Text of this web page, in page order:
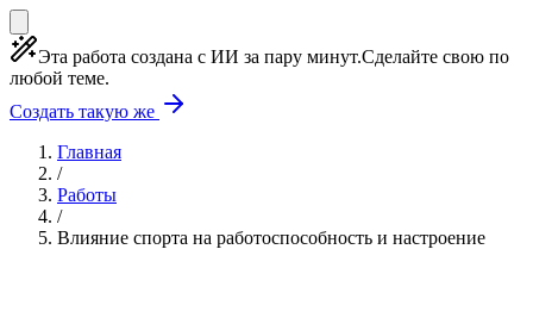
Эта работа создана с ИИ за пару минут.Сделайте свою по
любой теме.
Создать такую же
Главная
/
Работы
/
Влияние спорта на работоспособность и настроение